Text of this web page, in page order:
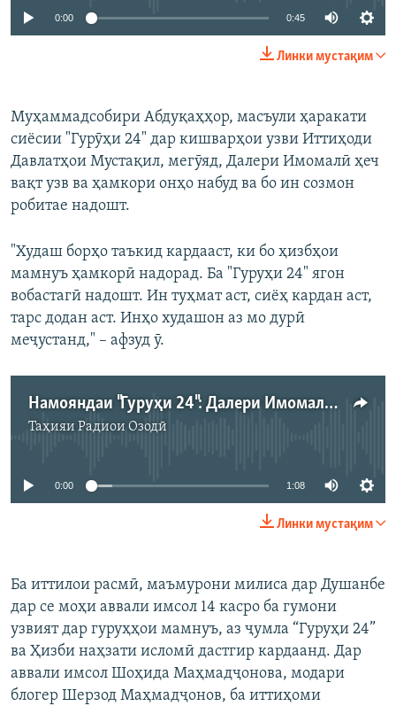
0:00 0:45
Линки мустақим
Муҳаммадсобири Абдуқаҳҳор, масъули ҳаракати
сиёсии "Гурӯҳи 24" дар кишварҳои узви Иттиҳоди
Давлатҳои Мустақил, мегӯяд, Далери Имомалӣ ҳеч
вақт узв ва ҳамкори онҳо набуд ва бо ин созмон
робитае надошт.
"Худаш борҳо таъкид кардааст, ки бо ҳизбҳои
мамнуъ ҳамкорӣ надорад. Ба "Гуруҳи 24" ягон
вобастагӣ надошт. Ин туҳмат аст, сиёҳ кардан аст,
тарс додан аст. Инҳо худашон аз мо дурӣ
меҷустанд," – афзуд ӯ.
Намояндаи "Гуруҳи 24": Далери Имомалӣ бо мо робита надошт
Таҳияи Радиои Озодӣ
Феълан кор намекунад
0:00 1:08
Линки мустақим
Ба иттилои расмӣ, маъмурони милиса дар Душанбе
дар се моҳи аввали имсол 14 касро ба гумони
узвият дар гуруҳҳои мамнуъ, аз ҷумла “Гуруҳи 24”
ва Ҳизби наҳзати исломӣ дастгир кардаанд. Дар
аввали имсол Шоҳида Маҳмадҷонова, модари
блогер Шерзод Маҳмадҷонов, ба иттиҳоми